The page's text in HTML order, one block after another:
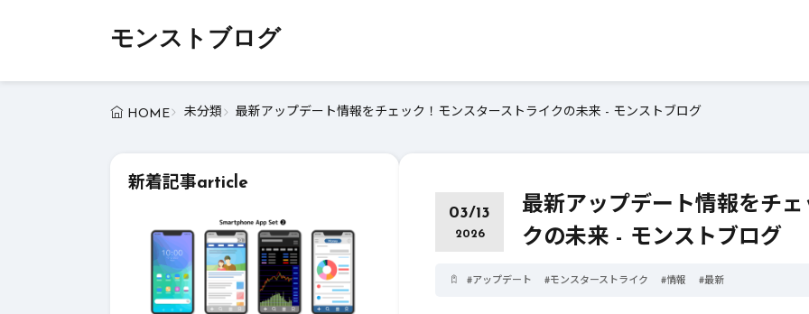
モンストブログ
HOME 未分類 最新アップデート情報をチェック！モンスターストライクの未来 - モンストブログ
新着記事article
03/13
2026
最新アップデート情報をチ
クの未来 - モンストブログ
#アップデート #モンスターストライク #情報 #最新